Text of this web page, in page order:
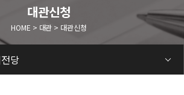
대관신청
HOME > 대관 > 대관신청
당
정
비스
예절
서비스
신청
장품
비스
예절
서비스
담길 축제
문화포럼
페스티벌
문화포럼
신라오기
티벌
지원사업
스퀘어
종식
스티벌
화도시
in 경주
념품 공모전
차당
당
대시설
당
당
당
개
소개
대
대 소개
료택
영
언문
문
령
리헌장
서 운영계획
인력 현황 인건비 예산 집행현황
사리후생비 내역
당
관